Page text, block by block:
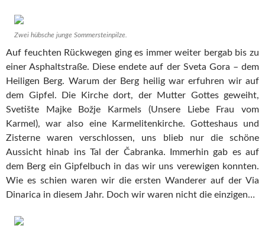
Zwei hübsche junge Sommersteinpilze.
Auf feuchten Rückwegen ging es immer weiter bergab bis zu
einer Asphaltstraße. Diese endete auf der Sveta Gora – dem
Heiligen Berg. Warum der Berg heilig war erfuhren wir auf
dem Gipfel. Die Kirche dort, der Mutter Gottes geweiht,
Svetište Majke Božje Karmels (Unsere Liebe Frau vom
Karmel), war also eine Karmelitenkirche. Gotteshaus und
Zisterne waren verschlossen, uns blieb nur die schöne
Aussicht hinab ins Tal der Čabranka. Immerhin gab es auf
dem Berg ein Gipfelbuch in das wir uns verewigen konnten.
Wie es schien waren wir die ersten Wanderer auf der Via
Dinarica in diesem Jahr. Doch wir waren nicht die einzigen…